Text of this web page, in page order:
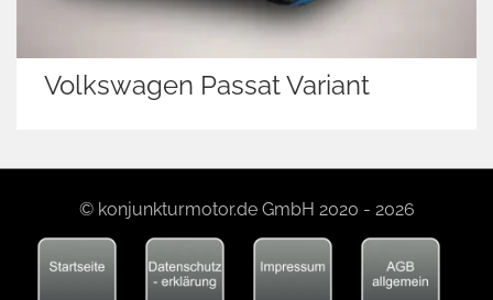
Passat Variant
© konjunkturmotor.de GmbH 2020 - 2026